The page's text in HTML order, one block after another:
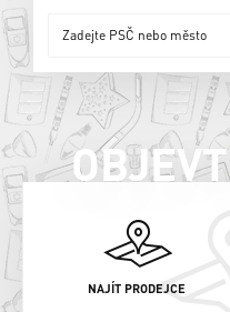
ONLINE
NAJÍT PRODEJCE